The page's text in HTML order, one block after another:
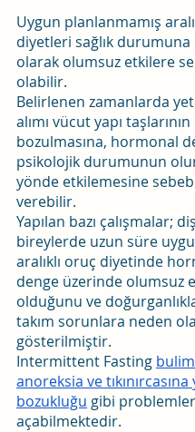
Uygun planlanmamış
diyetleri sağlık durumuna
olarak olumsuz etkilere
olabilir.
Belirlenen zamanlarda
alımı vücut yapı taşlarının
bozulmasına, hormonal
psikolojik durumunun
yönde etkilemesine
verebilir.
Yapılan bazı çalışmalar;
bireylerde uzun süre
aralıklı oruç diyetinde
denge üzerinde olumsuz
olduğunu ve
takım sorunlara neden
gösterilmiştir.
Intermittent Fasting
anoreksia ve
bozukluğu gibi
açabilmektedir.